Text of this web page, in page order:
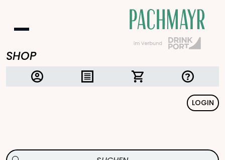
SHOP
LOGIN